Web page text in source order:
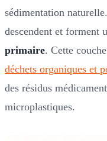
sédimentation
descendent et forment
primaire. Cette
déchets organiques et
des résidus
microplastiques.